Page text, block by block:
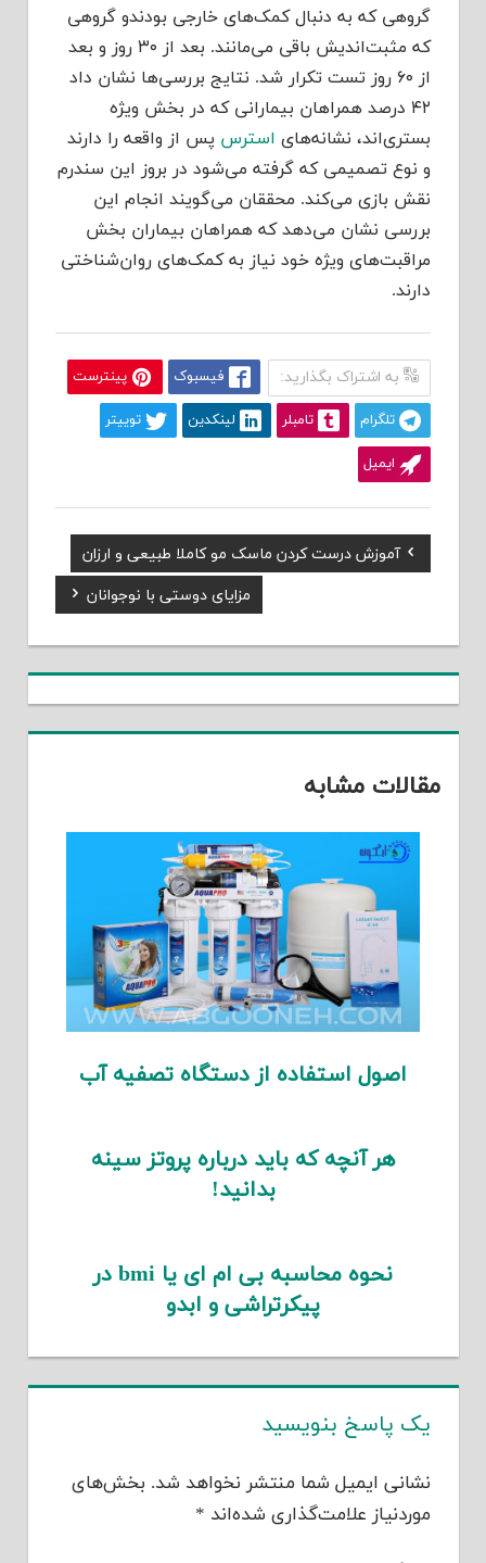
گروهی که به دنبال کمک‌های خارجی بودندو گروهی
که مثبت‌اندیش باقی می‌مانند. بعد از ۳۰ روز و بعد
از ۶۰ روز تست‌ تکرار شد. نتایج بررسی‌ها نشان داد
۴۲ درصد همراهان بیمارانی که در بخش ویژه
بستری‌اند، نشانه‌‌های استرس پس از واقعه را دارند
و نوع تصمیمی که گرفته می‌شود در بروز این سندرم
نقش بازی می‌کند. محققان می‌گویند انجام این
بررسی نشان می‌دهد که همراهان بیماران بخش
مراقبت‌های ویژه خود نیاز به کمک‌های روان‌شناختی
دارند.
به اشتراک بگذارید: فیسبوک پینترست
تلگرام تامبلر لینکدین توییتر
ایمیل
راهبری
Previous
Post:
آموزش درست کردن ماسک مو کاملا طبیعی و ارزان
Next
Post:
مزایای دوستی با نوجوانان
مقالات مشابه
اصول استفاده از دستگاه تصفیه آب
هر آنچه که باید درباره پروتز سینه
بدانید!
نحوه محاسبه بی ام ای یا bmi در
پیکرتراشی و ابدو
یک پاسخ بنویسید
نشانی ایمیل شما منتشر نخواهد شد. بخش‌های
موردنیاز علامت‌گذاری شده‌اند *